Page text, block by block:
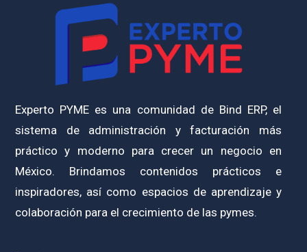
Experto PYME es una comunidad de Bind ERP, el
sistema de administración y facturación más
práctico y moderno para crecer un negocio en
México. Brindamos contenidos prácticos e
inspiradores, así como espacios de aprendizaje y
colaboración para el crecimiento de las pymes.